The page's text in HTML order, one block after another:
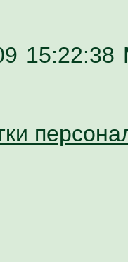
15:22:38